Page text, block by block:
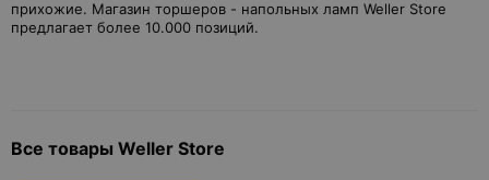
прихожие. Магазин торшеров - напольных ламп Weller Store
предлагает более 10.000 позиций.
Все товары Weller Store